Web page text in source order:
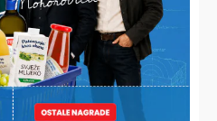
Alternative: